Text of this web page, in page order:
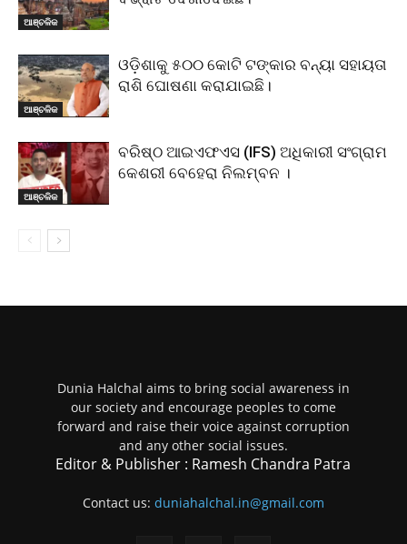
ଆଞ୍ଚଳିକ
ଆଞ୍ଚଳିକ
ଓଡ଼ିଶାକୁ ୫୦୦ କୋଟି ଟଙ୍କାର ବନ୍ୟା ସହାୟତା
ରାଶି ଘୋଷଣା କରାଯାଇଛି।
ଆଞ୍ଚଳିକ
ବରିଷ୍ଠ ଆଇଏଫଏସ (IFS) ଅଧିକାରୀ ସଂଗ୍ରାମ
କେଶରୀ ବେହେରା ନିଲମ୍ବନ ।
Dunia Halchal aims to bring social awareness in
our society and encourage peoples to come
forward and raise their voice against corruption
and any other social issues.
Editor & Publisher : Ramesh Chandra Patra
Contact us: duniahalchal.in@gmail.com